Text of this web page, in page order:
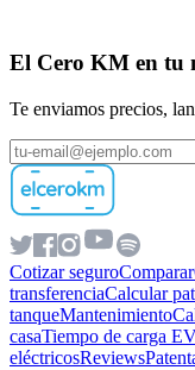
El Cero KM en tu
Te enviamos precios,
Cotizar seguroComparar
transferenciaCalcular
tanqueMantenimiento
casaTiempo de carga
eléctricosReviews